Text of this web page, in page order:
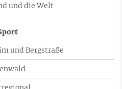
und die Welt
und Bergstraße